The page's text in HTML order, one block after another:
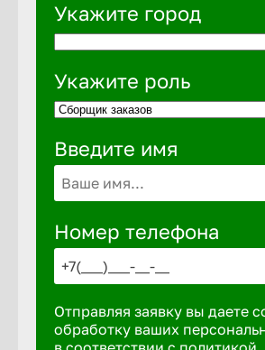
Укажите город
Укажите роль
Введите имя
Номер телефона
Отправляя заявку вы даете
обработку ваших